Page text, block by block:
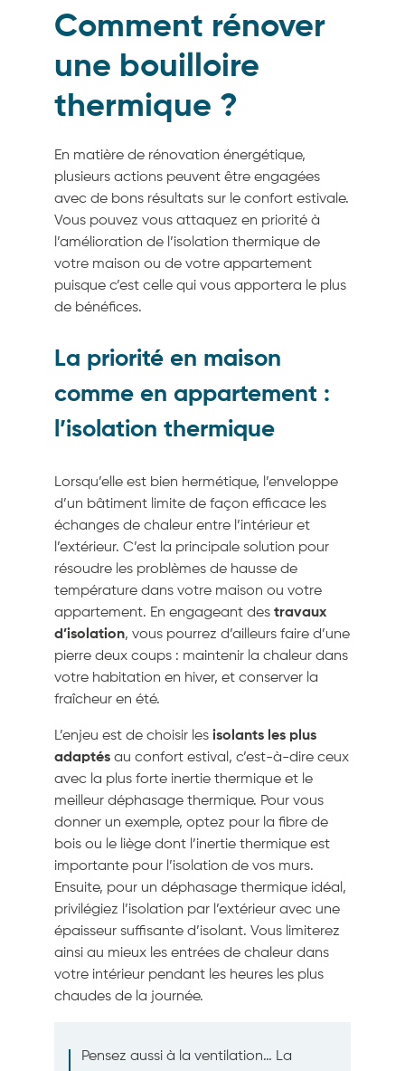
Comment rénover
une bouilloire
thermique ?
En matière de rénovation énergétique,
plusieurs actions peuvent être engagées
avec de bons résultats sur le confort estivale.
Vous pouvez vous attaquez en priorité à
l’amélioration de l’isolation thermique de
votre maison ou de votre appartement
puisque c’est celle qui vous apportera le plus
de bénéfices.
La priorité en maison
comme en appartement :
l’isolation thermique
Lorsqu’elle est bien hermétique, l’enveloppe
d’un bâtiment limite de façon efficace les
échanges de chaleur entre l’intérieur et
l’extérieur. C’est la principale solution pour
résoudre les problèmes de hausse de
température dans votre maison ou votre
appartement. En engageant des travaux
d’isolation, vous pourrez d’ailleurs faire d’une
pierre deux coups : maintenir la chaleur dans
votre habitation en hiver, et conserver la
fraîcheur en été.
L’enjeu est de choisir les isolants les plus
adaptés au confort estival, c’est-à-dire ceux
avec la plus forte inertie thermique et le
meilleur déphasage thermique. Pour vous
donner un exemple, optez pour la fibre de
bois ou le liège dont l’inertie thermique est
importante pour l’isolation de vos murs.
Ensuite, pour un déphasage thermique idéal,
privilégiez l’isolation par l’extérieur avec une
épaisseur suffisante d’isolant. Vous limiterez
ainsi au mieux les entrées de chaleur dans
votre intérieur pendant les heures les plus
chaudes de la journée.
Pensez aussi à la ventilation… La